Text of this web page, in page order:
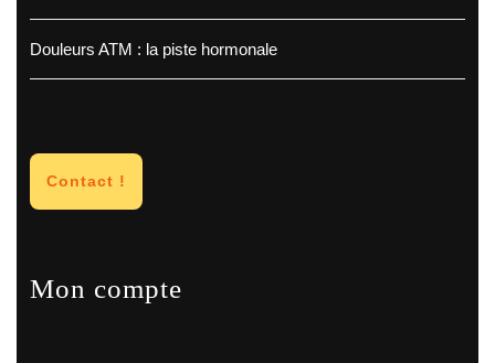
Douleurs ATM : la piste hormonale
Contact !
Mon compte